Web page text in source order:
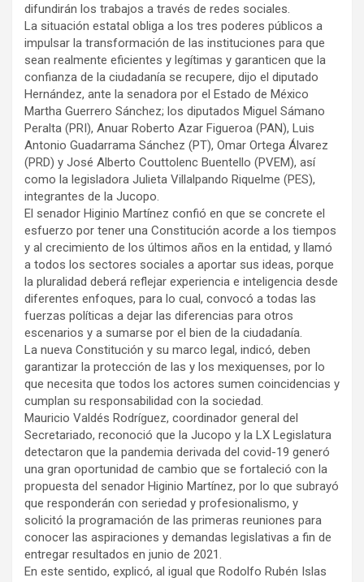
difundirán los trabajos a través de redes sociales.
La situación estatal obliga a los tres poderes públicos a
impulsar la transformación de las instituciones para que
sean realmente eficientes y legítimas y garanticen que la
confianza de la ciudadanía se recupere, dijo el diputado
Hernández, ante la senadora por el Estado de México
Martha Guerrero Sánchez; los diputados Miguel Sámano
Peralta (PRI), Anuar Roberto Azar Figueroa (PAN), Luis
Antonio Guadarrama Sánchez (PT), Omar Ortega Álvarez
(PRD) y José Alberto Couttolenc Buentello (PVEM), así
como la legisladora Julieta Villalpando Riquelme (PES),
integrantes de la Jucopo.
El senador Higinio Martínez confió en que se concrete el
esfuerzo por tener una Constitución acorde a los tiempos
y al crecimiento de los últimos años en la entidad, y llamó
a todos los sectores sociales a aportar sus ideas, porque
la pluralidad deberá reflejar experiencia e inteligencia desde
diferentes enfoques, para lo cual, convocó a todas las
fuerzas políticas a dejar las diferencias para otros
escenarios y a sumarse por el bien de la ciudadanía.
La nueva Constitución y su marco legal, indicó, deben
garantizar la protección de las y los mexiquenses, por lo
que necesita que todos los actores sumen coincidencias y
cumplan su responsabilidad con la sociedad.
Mauricio Valdés Rodríguez, coordinador general del
Secretariado, reconoció que la Jucopo y la LX Legislatura
detectaron que la pandemia derivada del covid-19 generó
una gran oportunidad de cambio que se fortaleció con la
propuesta del senador Higinio Martínez, por lo que subrayó
que responderán con seriedad y profesionalismo, y
solicitó la programación de las primeras reuniones para
conocer las aspiraciones y demandas legislativas a fin de
entregar resultados en junio de 2021.
En este sentido, explicó, al igual que Rodolfo Rubén Islas